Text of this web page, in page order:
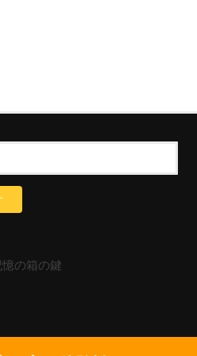
憶の箱の鍵